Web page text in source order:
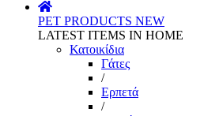
PET PRODUCTS NEW
LATEST ITEMS IN HOME
Κατοικίδια
Γάτες
/
Ερπετά
/